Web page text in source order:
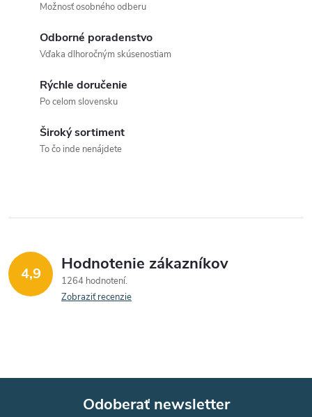
v
ý
s
Možnosť osobného odberu
Odborné poradenstvo
Vďaka dlhoročným skúsenostiam
Rýchle doručenie
Po celom slovensku
Široký sortiment
To čo inde nenájdete
4,9 Hodnotenie zákazníkov
1264 hodnotení
Zobraziť recenzie
Odoberať newsletter